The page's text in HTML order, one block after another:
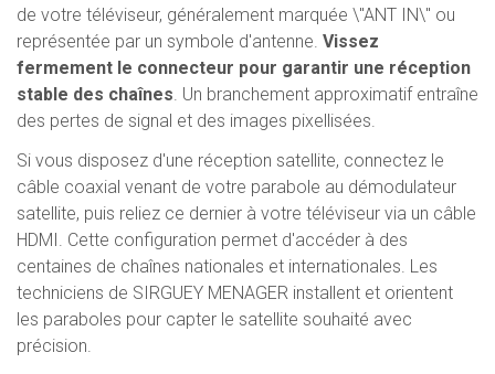
de votre téléviseur, généralement marquée \"ANT IN\" ou
représentée par un symbole d'antenne. Vissez
fermement le connecteur pour garantir une réception
stable des chaînes. Un branchement approximatif entraîne
des pertes de signal et des images pixellisées.
Si vous disposez d'une réception satellite, connectez le
câble coaxial venant de votre parabole au démodulateur
satellite, puis reliez ce dernier à votre téléviseur via un câble
HDMI. Cette configuration permet d'accéder à des
centaines de chaînes nationales et internationales. Les
techniciens de SIRGUEY MENAGER installent et orientent
les paraboles pour capter le satellite souhaité avec
précision.